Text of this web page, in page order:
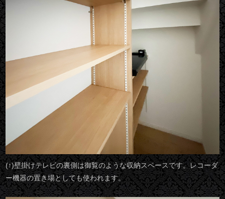
(↑)壁掛けテレビの裏側は御覧のような収納スペースです。レコーダ
ー機器の置き場としても使われます。